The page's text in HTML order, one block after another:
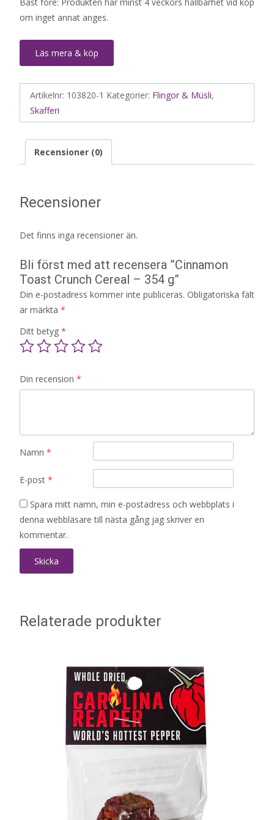
om inget annat anges.
Läs mera & köp
Artikelnr: 103820-1 Kategorier: Flingor & Müsli,
Skafferi
Recensioner (0)
Recensioner
Det finns inga recensioner än.
Bli först med att recensera ”Cinnamon
Toast Crunch Cereal – 354 g”
Din e-postadress kommer inte publiceras. Obligatoriska fält
är märkta *
Ditt betyg *
Din recension *
Namn *
E-post *
Spara mitt namn, min e-postadress och webbplats i
denna webbläsare till nästa gång jag skriver en
kommentar.
Relaterade produkter